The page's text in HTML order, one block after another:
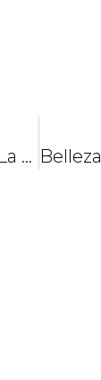
La Belleza De La Liturgia (20). Evitar Ser Analfabeta